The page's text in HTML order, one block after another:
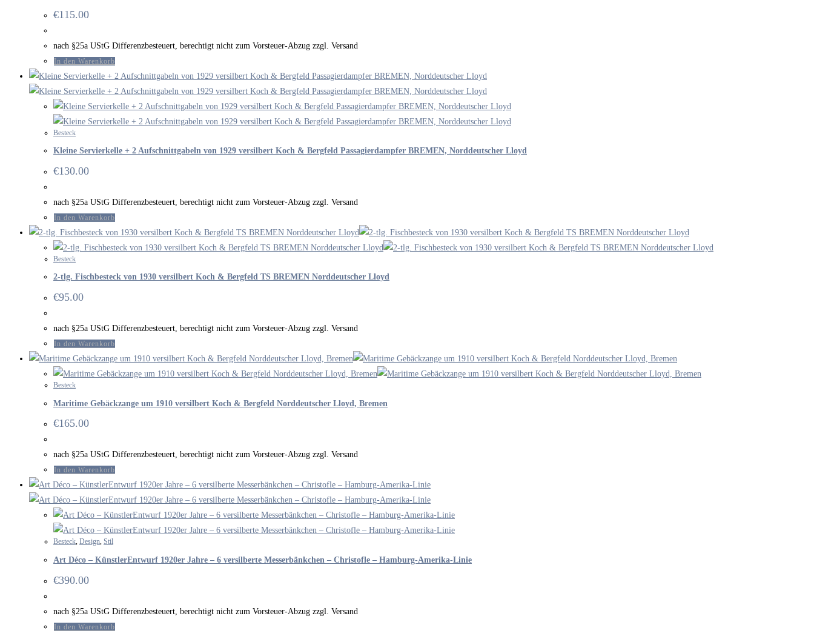
€115.00
nach §25a UStG Differenzbesteuert, berechtigt nicht zum Vorsteuer-Abzug zzgl. Versand
In den Warenkorb
Besteck
Kleine Servierkelle + 2 Aufschnittgabeln von 1929 versilbert Koch & Bergfeld Passagierdampfer BREMEN, Norddeutscher Lloyd
€130.00
nach §25a UStG Differenzbesteuert, berechtigt nicht zum Vorsteuer-Abzug zzgl. Versand
In den Warenkorb
Besteck
2-tlg. Fischbesteck von 1930 versilbert Koch & Bergfeld TS BREMEN Norddeutscher Lloyd
€95.00
nach §25a UStG Differenzbesteuert, berechtigt nicht zum Vorsteuer-Abzug zzgl. Versand
In den Warenkorb
Besteck
Maritime Gebäckzange um 1910 versilbert Koch & Bergfeld Norddeutscher Lloyd, Bremen
€165.00
nach §25a UStG Differenzbesteuert, berechtigt nicht zum Vorsteuer-Abzug zzgl. Versand
In den Warenkorb
Besteck, Design, Stil
Art Déco – KünstlerEntwurf 1920er Jahre – 6 versilberte Messerbänkchen – Christofle – Hamburg-Amerika-Linie
€390.00
nach §25a UStG Differenzbesteuert, berechtigt nicht zum Vorsteuer-Abzug zzgl. Versand
In den Warenkorb